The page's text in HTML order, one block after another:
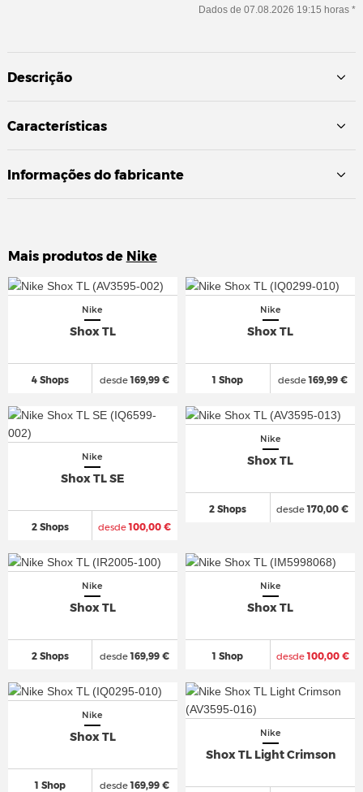
Dados de 07.08.2026 19:15 horas *
Descrição
Características
Informações do fabricante
Mais produtos de Nike
Nike
Shox TL
4 Shops desde169,99 €
Nike
Shox TL
1 Shop desde169,99 €
Nike
Shox TL SE
2 Shops desde100,00 €
Nike
Shox TL
2 Shops desde170,00 €
Nike
Shox TL
2 Shops desde169,99 €
Nike
Shox TL
1 Shop desde100,00 €
Nike
Shox TL
1 Shop desde169,99 €
Nike
Shox TL Light Crimson